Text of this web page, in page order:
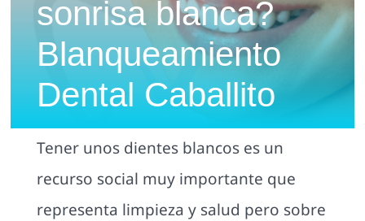
Contacto y Cómo llegar
sonrisa blanca?
Blanqueamiento
Dental Caballito
Tener unos dientes blancos es un
recurso social muy importante que
representa limpieza y salud pero sobre